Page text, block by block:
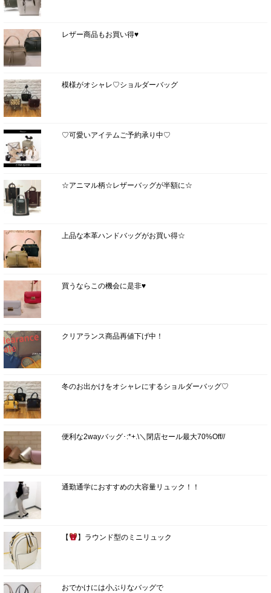
レザー商品もお買い得♥
模様がオシャレ♡ショルダーバッグ
♡可愛いアイテムご予約承り中♡
☆アニマル柄☆レザーバッグが半額に☆
上品な本革ハンドバッグがお買い得☆
買うならこの機会に是非♥
クリアランス商品再値下げ中！
冬のお出かけをオシャレにするショルダーバッグ♡
便利な2wayバッグ･:*+.\＼閉店セール最大70%Off//
通勤通学におすすめの大容量リュック！！
【 】ラウンド型のミニリュック
おでかけには小ぶりなバッグで